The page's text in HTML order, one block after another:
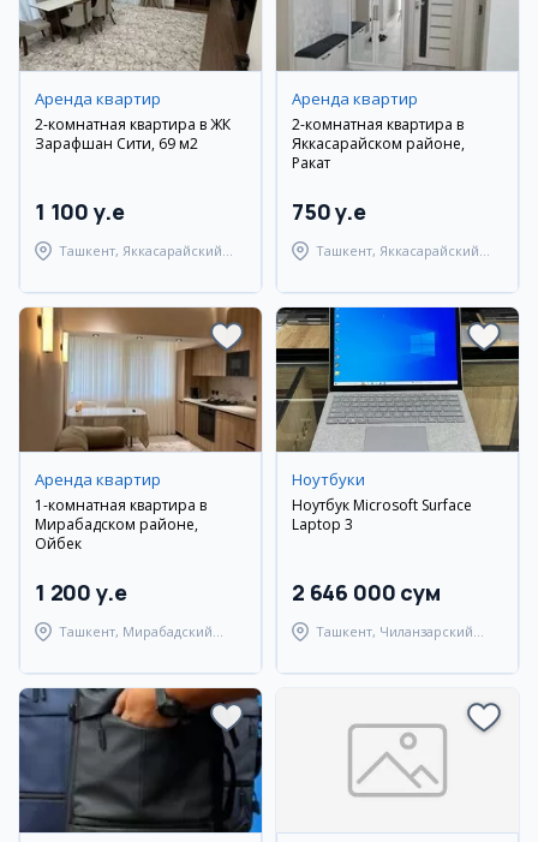
Аренда квартир
2-комнатная квартира в ЖК
Зарафшан Сити, 69 м2
1 100 y.e
Ташкент, Яккасарайский
Аренда квартир
2-комнатная квартира в
Яккасарайском районе,
Ракат
750 y.e
Ташкент, Яккасарайский
Аренда квартир
1-комнатная квартира в
Мирабадском районе,
Ойбек
1 200 y.e
Ташкент, Мирабадский
Ноутбуки
Ноутбук Microsoft Surface
Laptop 3
2 646 000 сум
Ташкент, Чиланзарский